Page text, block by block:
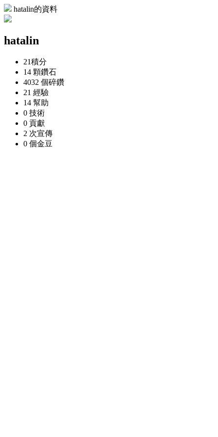
hatalin的資料
hatalin
21積分
14 顆鑽石
4032 個碎鑽
21 經驗
14 幫助
0 技術
0 貢獻
2 次宣傳
0 個金豆